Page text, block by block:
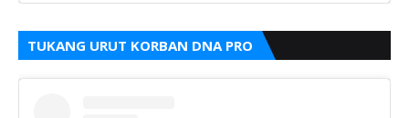
TUKANG URUT KORBAN DNA PRO